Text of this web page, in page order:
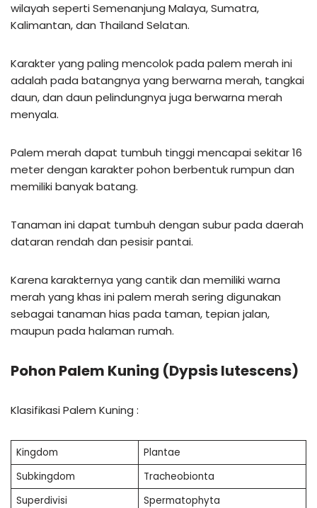
wilayah seperti Semenanjung Malaya, Sumatra,
Kalimantan, dan Thailand Selatan.
Karakter yang paling mencolok pada palem merah ini
adalah pada batangnya yang berwarna merah, tangkai
daun, dan daun pelindungnya juga berwarna merah
menyala.
Palem merah dapat tumbuh tinggi mencapai sekitar 16
meter dengan karakter pohon berbentuk rumpun dan
memiliki banyak batang.
Tanaman ini dapat tumbuh dengan subur pada daerah
dataran rendah dan pesisir pantai.
Karena karakternya yang cantik dan memiliki warna
merah yang khas ini palem merah sering digunakan
sebagai tanaman hias pada taman, tepian jalan,
maupun pada halaman rumah.
Pohon Palem Kuning (Dypsis lutescens)
Klasifikasi Palem Kuning :
Kingdom
Plantae
Subkingdom
Tracheobionta
Superdivisi
Spermatophyta